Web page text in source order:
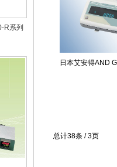
R系列
日本艾安得AND
总计38条 / 3页